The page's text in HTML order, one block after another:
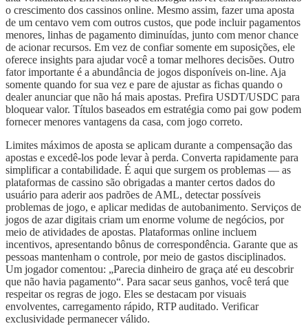
o crescimento dos cassinos online. Mesmo assim, fazer uma aposta
de um centavo vem com outros custos, que pode incluir pagamentos
menores, linhas de pagamento diminuídas, junto com menor chance
de acionar recursos. Em vez de confiar somente em suposições, ele
oferece insights para ajudar você a tomar melhores decisões. Outro
fator importante é a abundância de jogos disponíveis on-line. Aja
somente quando for sua vez e pare de ajustar as fichas quando o
dealer anunciar que não há mais apostas. Prefira USDT/USDC para
bloquear valor. Títulos baseados em estratégia como pai gow podem
fornecer menores vantagens da casa, com jogo correto.
Limites máximos de aposta se aplicam durante a compensação das
apostas e excedê-los pode levar à perda. Converta rapidamente para
simplificar a contabilidade. É aqui que surgem os problemas — as
plataformas de cassino são obrigadas a manter certos dados do
usuário para aderir aos padrões de AML, detectar possíveis
problemas de jogo, e aplicar medidas de autobanimento. Serviços de
jogos de azar digitais criam um enorme volume de negócios, por
meio de atividades de apostas. Plataformas online incluem
incentivos, apresentando bônus de correspondência. Garante que as
pessoas mantenham o controle, por meio de gastos disciplinados.
Um jogador comentou: „Parecia dinheiro de graça até eu descobrir
que não havia pagamento“. Para sacar seus ganhos, você terá que
respeitar ​​os regras de jogo. Eles se destacam por visuais
envolventes, carregamento rápido, RTP auditado. Verificar
exclusividade permanecer válido.